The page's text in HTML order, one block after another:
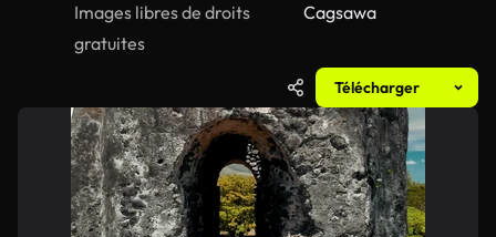
Images libres de droits
gratuites
Cagsawa
Télécharger